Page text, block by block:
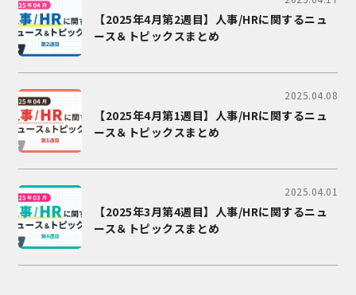
【2025年4月第2週目】人事/HRに関するニュ
ース＆トピックスまとめ
2025.04.08
【2025年4月第1週目】人事/HRに関するニュ
ース＆トピックスまとめ
2025.04.01
【2025年3月第4週目】人事/HRに関するニュ
ース＆トピックスまとめ